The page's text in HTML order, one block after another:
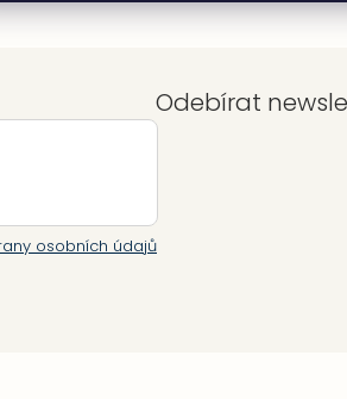
Odebírat
osobních údajů